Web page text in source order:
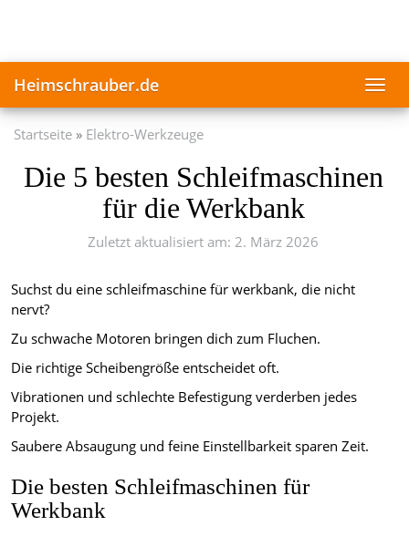
Heimschrauber.de
Startseite Elektro-Werkzeuge
Die 5 besten Schleifmaschinen
für die Werkbank
Zuletzt aktualisiert am: 2. März 2026
Suchst du eine schleifmaschine für werkbank, die nicht
nervt?
Zu schwache Motoren bringen dich zum Fluchen.
Die richtige Scheibengröße entscheidet oft.
Vibrationen und schlechte Befestigung verderben jedes
Projekt.
Saubere Absaugung und feine Einstellbarkeit sparen Zeit.
Die besten Schleifmaschinen für
Werkbank